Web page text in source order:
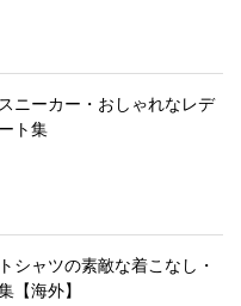
ニーカー・おしゃれなレデ
ト集
シャツの素敵な着こなし・
【海外】